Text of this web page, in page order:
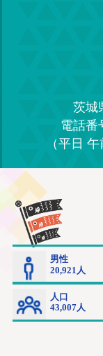
茨城
電話番
（平日